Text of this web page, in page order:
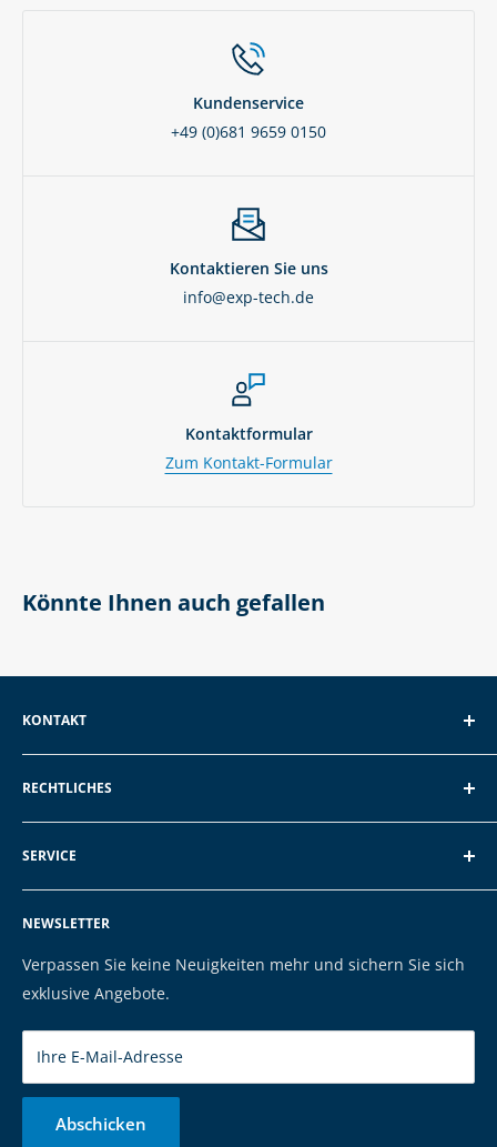
Kundenservice
+49 (0)681 9659 0150
Kontaktieren Sie uns
info@exp-tech.de
Kontaktformular
Zum Kontakt-Formular
Könnte Ihnen auch gefallen
KONTAKT
EXP GmbH
NEWSLETTER
Verpassen Sie keine Neuigkeiten mehr und sichern Sie sich
exklusive Angebote.
Ihre E-Mail-Adresse
Abschicken
RECHTLICHES
Über EXP
AGB und Kundeninformationen
Datenschutzerklärung
Impressum
Cookies
SERVICE
FAQ
Kontakt
Versand & Zahlung
Marken